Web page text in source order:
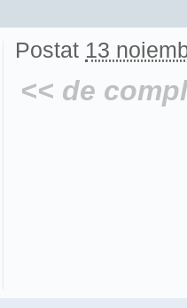
Postat 13
<< de